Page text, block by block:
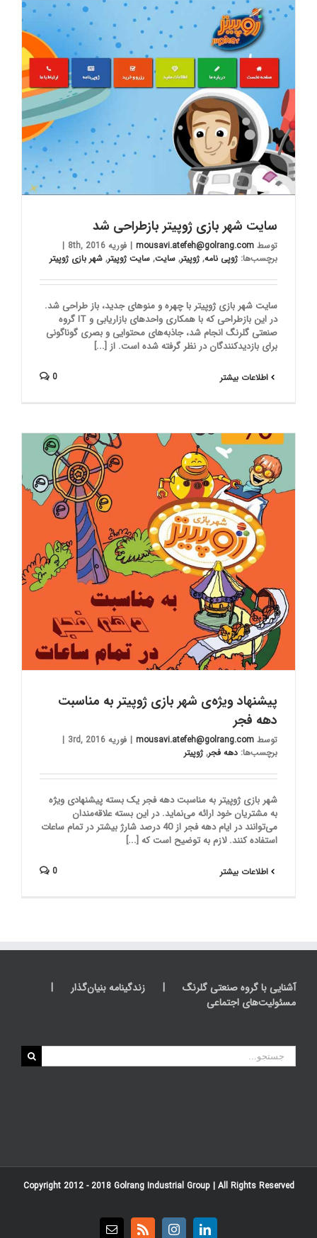
سایت شهر بازی ژوپیتر بازطراحی شد
توسط mousavi.atefeh@golrang.com
| فوریه 8th, 2016
|
برچسب‌ها: ژوپی نامه, ژوپیتر, سایت, سایت ژوپیتر, شهر بازی ژوپیتر
سایت شهر بازی ژوپیتر با چهره و منوهای جدید، باز طراحی شد.
در این بازطراحی که با همکاری واحدهای بازاریابی و IT گروه
صنعتی گلرنگ انجام شد، جاذبه‌های محتوایی و بصری گوناگونی
برای بازدیدکنندگان در نظر گرفته شده است. از [...]
اطلاعات بیشتر 0
پیشنهاد ویژه‌ی شهر بازی ژوپیتر به مناسبت
دهه فجر
توسط mousavi.atefeh@golrang.com
| فوریه 3rd, 2016
|
برچسب‌ها: دهه فجر, ژوپیتر
شهر بازی ژوپیتر به مناسبت دهه فجر یک بسته پیشنهادی ویژه
به مشتریان خود ارائه می‌نماید. در این بسته علاقه‌مندان
می‌توانند در ایام دهه فجر از 40 درصد شارژ بیشتر در تمام ساعات
استفاده کنند. لازم به توضیح است که [...]
اطلاعات بیشتر 0
آشنایی با گروه صنعتی گلرنگ
زندگینامه بنیان‌گذار
مسئولیت‌های اجتماعی
جستجو
برای:
Copyright 2012 - 2018 Golrang Industrial Group| All Rights Reserved
LinkedIn
Instagram
Rss
Email